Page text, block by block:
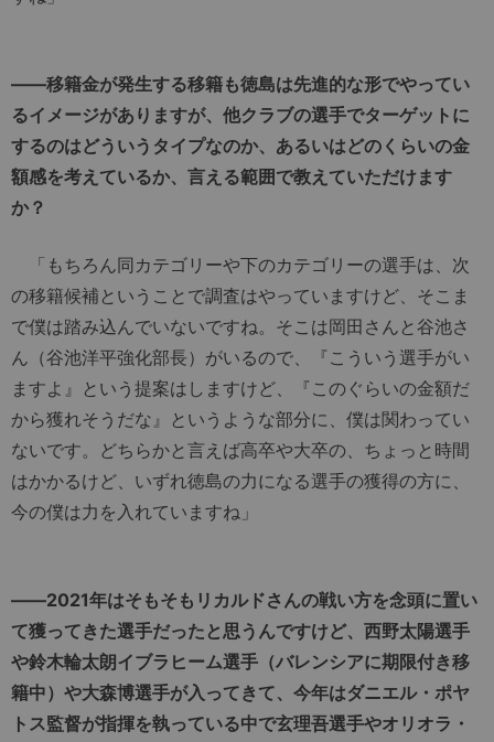
――移籍金が発生する移籍も徳島は先進的な形でやってい
るイメージがありますが、他クラブの選手でターゲットに
するのはどういうタイプなのか、あるいはどのくらいの金
額感を考えているか、言える範囲で教えていただけます
か？
「もちろん同カテゴリーや下のカテゴリーの選手は、次
の移籍候補ということで調査はやっていますけど、そこま
で僕は踏み込んでいないですね。そこは岡田さんと谷池さ
ん（谷池洋平強化部長）がいるので、『こういう選手がい
ますよ』という提案はしますけど、『このぐらいの金額だ
から獲れそうだな』というような部分に、僕は関わってい
ないです。どちらかと言えば高卒や大卒の、ちょっと時間
はかかるけど、いずれ徳島の力になる選手の獲得の方に、
今の僕は力を入れていますね」
――2021年はそもそもリカルドさんの戦い方を念頭に置い
て獲ってきた選手だったと思うんですけど、西野太陽選手
や鈴木輪太朗イブラヒーム選手（バレンシアに期限付き移
籍中）や大森博選手が入ってきて、今年はダニエル・ポヤ
トス監督が指揮を執っている中で玄理吾選手やオリオラ・